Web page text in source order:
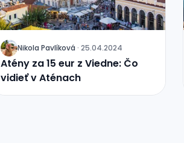
J Nikola Pavlíková · 25.04.2024
Atény za 15 eur z Viedne: Čo
vidieť v Aténach